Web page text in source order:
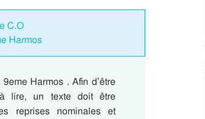
C.O
Harmos
Harmos . Afin d’être
lire, un texte doit être
reprises nominales et